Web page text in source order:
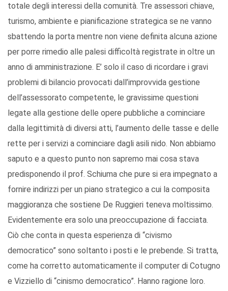
totale degli interessi della comunità. Tre assessori chiave,
turismo, ambiente e pianificazione strategica se ne vanno
sbattendo la porta mentre non viene definita alcuna azione
per porre rimedio alle palesi difficoltà registrate in oltre un
anno di amministrazione. E’ solo il caso di ricordare i gravi
problemi di bilancio provocati dall’improvvida gestione
dell’assessorato competente, le gravissime questioni
legate alla gestione delle opere pubbliche a cominciare
dalla legittimità di diversi atti, l’aumento delle tasse e delle
rette per i servizi a cominciare dagli asili nido. Non abbiamo
saputo e a questo punto non sapremo mai cosa stava
predisponendo il prof. Schiuma che pure si era impegnato a
fornire indirizzi per un piano strategico a cui la composita
maggioranza che sostiene De Ruggieri teneva moltissimo.
Evidentemente era solo una preoccupazione di facciata.
Ciò che conta in questa esperienza di “civismo
democratico” sono soltanto i posti e le prebende. Si tratta,
come ha corretto automaticamente il computer di Cotugno
e Vizziello di “cinismo democratico”. Hanno ragione loro.